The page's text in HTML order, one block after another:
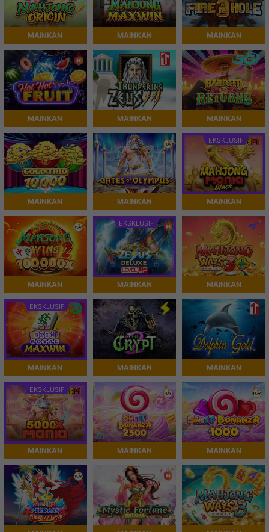
MAINKAN MAINKAN MAINKAN
MAINKAN MAINKAN MAINKAN
MAINKAN MAINKAN
EKSKLUSIF
MAINKAN
MAINKAN
EKSKLUSIF
MAINKAN MAINKAN
EKSKLUSIF
MAINKAN MAINKAN MAINKAN
EKSKLUSIF
MAINKAN MAINKAN MAINKAN